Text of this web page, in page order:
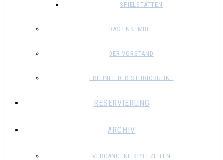
SPIELSTÄTTEN
DAS ENSEMBLE
DER VORSTAND
FREUNDE DER STUDIOBÜHNE
RESERVIERUNG
ARCHIV
VERGANGENE SPIELZEITEN